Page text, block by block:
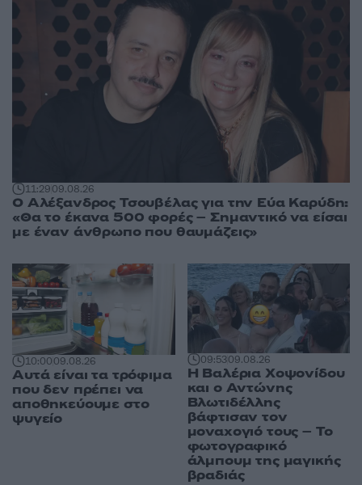
11:2909.08.26
Ο Αλέξανδρος Τσουβέλας για την Εύα Καρύδη:
«Θα το έκανα 500 φορές – Σημαντικό να είσαι
με έναν άνθρωπο που θαυμάζεις»
10:0009.08.26
Αυτά είναι τα τρόφιμα
που δεν πρέπει να
αποθηκεύουμε στο
ψυγείο
09:5309.08.26
Η Βαλέρια Χοψονίδου
και ο Αντώνης
Βλωτιδέλλης
βάφτισαν τον
μοναχογιό τους – Το
φωτογραφικό
άλμπουμ της μαγικής
βραδιάς